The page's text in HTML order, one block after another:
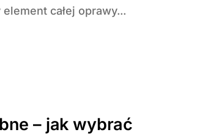
całej oprawy...
– jak wybrać